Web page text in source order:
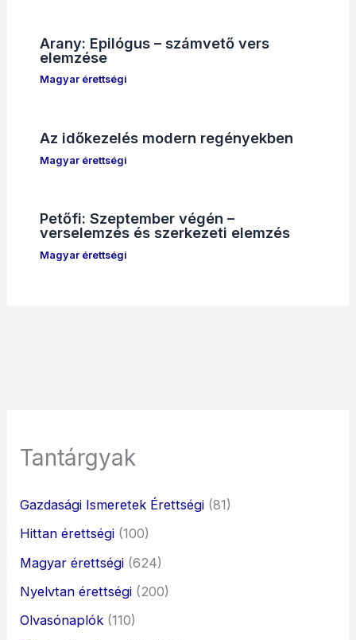
Arany: Epilógus – számvető vers
elemzése
Magyar érettségi
Az időkezelés modern regényekben
Magyar érettségi
Petőfi: Szeptember végén –
verselemzés és szerkezeti elemzés
Magyar érettségi
Tantárgyak
Gazdasági Ismeretek Érettségi (81)
Hittan érettségi (100)
Magyar érettségi (624)
Nyelvtan érettségi (200)
Olvasónaplók (110)